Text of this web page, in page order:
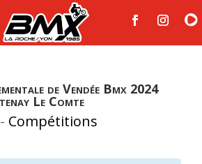
de Vendée Bmx 2024
Le Comte
- Compétitions